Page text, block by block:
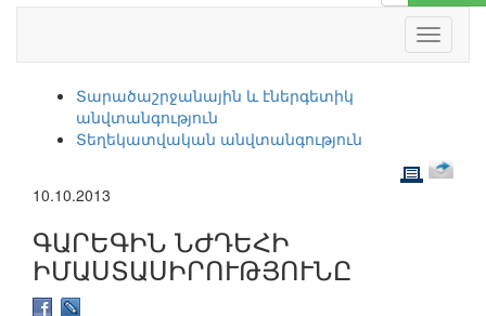
Տարածաշրջանային և էներգետիկ
անվտանգություն
Տեղեկատվական անվտանգություն
10.10.2013
ԳԱՐԵԳԻՆ ՆԺԴԵՀԻ
ԻՄԱՍՏԱՍԻՐՈՒԹՅՈՒՆԸ